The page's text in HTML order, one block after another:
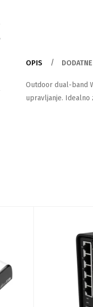
OPIS
Outdoor dual-band
upravljanje. Idealno